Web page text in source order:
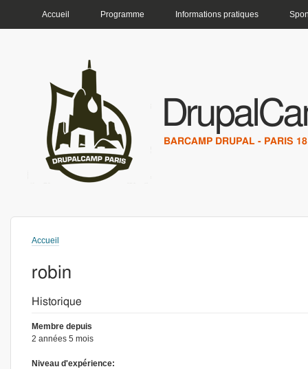
Accueil Programme Informations pratiques
BARCAMP DRUPAL - PARIS
Vous êtes ici
Accueil
robin
Historique
Membre depuis
2 années 5 mois
Niveau d'expérience: